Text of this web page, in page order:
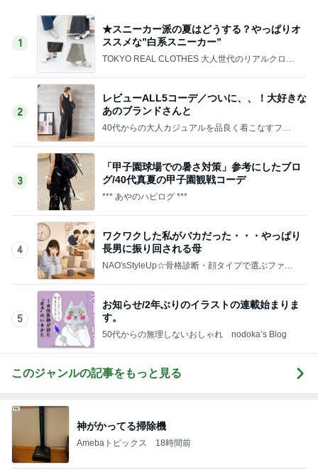
1
★スニーカー派の夏はどうする？やっぱりオ
ススメな”白系スニーカー”
TOKYO REAL CLOTHES 大人世代のリアルクロー
2
レビューALL5コーデ／ついに、、！大好きな
あのブランドさんと
40代からの大人カジュアルを品良く着こなすファ
3
「甲子園球場での暑さ対策」参考にしたブロ
グ/40代真夏の甲子園観戦コーデ
*** あやのハピログ ***
4
ワクワクした私がバカだった・・・やっぱり
長男に振り回される母
NAO'sStyleUp☆骨格診断・顔タイプで選ぶファッ
5
お知らせ/2年ぶりのイラストの連載始まりま
す。
50代からの無理しないおしゃれ nodoka’s Blog
このジャンルの記事をもっと見る
神がかってる掃除機
Amebaトピックス 18時間前